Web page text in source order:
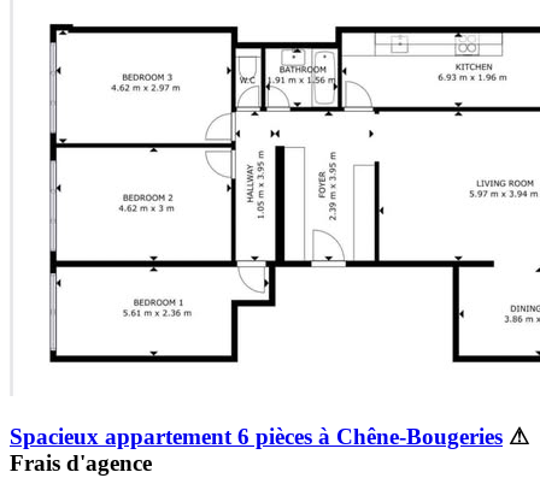
Spacieux appartement 6 pièces à Chêne-Bougeries ⚠
Frais d'agence